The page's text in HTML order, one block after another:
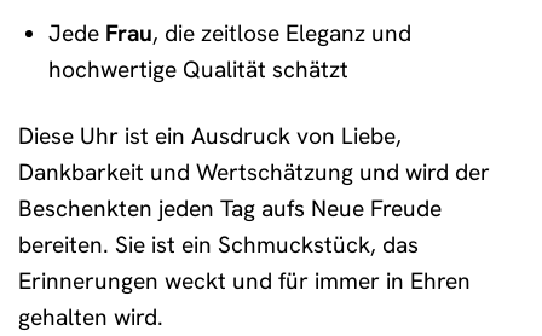
Jede Frau, die zeitlose Eleganz und
hochwertige Qualität schätzt
Diese Uhr ist ein Ausdruck von Liebe,
Dankbarkeit und Wertschätzung und wird der
Beschenkten jeden Tag aufs Neue Freude
bereiten. Sie ist ein Schmuckstück, das
Erinnerungen weckt und für immer in Ehren
gehalten wird.